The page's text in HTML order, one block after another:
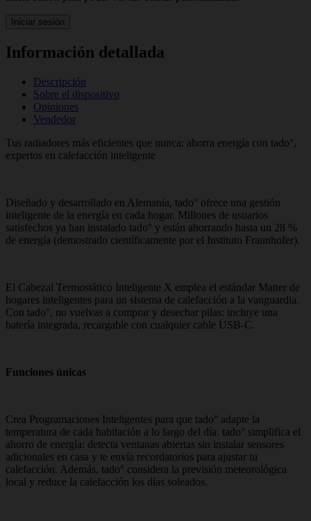
Iniciar sesión
Información detallada
Descripción
Sobre el dispositivo
Opiniones
Vendedor
Tus radiadores más eficientes que nunca: ahorra energía con tado°,
expertos en calefacción inteligente
Diseñado y desarrollado en Alemania, tado° ofrece una gestión
inteligente de la energía en cada hogar. Millones de usuarios
satisfechos ya han instalado tado° y están ahorrando hasta un 28 %
de energía (demostrado científicamente por el Instituto Fraunhofer).
El Cabezal Termostático Inteligente X emplea el estándar Matter de
hogares inteligentes para un sistema de calefacción a la vanguardia.
Con tado°, no vuelvas a comprar y desechar pilas: incluye una
batería integrada, recargable con cualquier cable USB-C.
Funciones únicas
Crea Programaciones Inteligentes para que tado° adapte la
temperatura de cada habitación a lo largo del día. tado° simplifica el
ahorro de energía: detecta ventanas abiertas sin instalar sensores
adicionales en casa y te envía recordatorios para ajustar tu
calefacción. Además, tado° considera la previsión meteorológica
local y reduce la calefacción los días soleados.